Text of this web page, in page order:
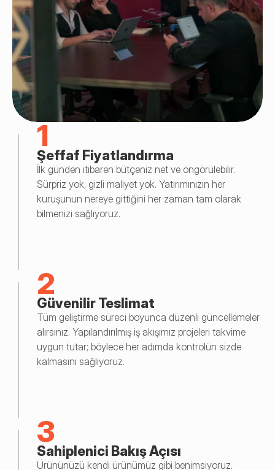
1
Şeffaf Fiyatlandırma
İlk günden itibaren bütçeniz net ve öngörülebilir.
Sürpriz yok, gizli maliyet yok. Yatırımınızın her
kuruşunun nereye gittiğini her zaman tam olarak
bilmenizi sağlıyoruz.
2
Güvenilir Teslimat
Tüm geliştirme süreci boyunca düzenli güncellemeler
alırsınız. Yapılandırılmış iş akışımız projeleri takvime
uygun tutar; böylece her adımda kontrolün sizde
kalmasını sağlıyoruz.
3
Sahiplenici Bakış Açısı
Ürününüzü kendi ürünümüz gibi benimsiyoruz.